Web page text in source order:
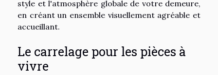
style et l'atmosphère globale de votre demeure,
en créant un ensemble visuellement agréable et
accueillant.
Le carrelage pour les pièces à
vivre